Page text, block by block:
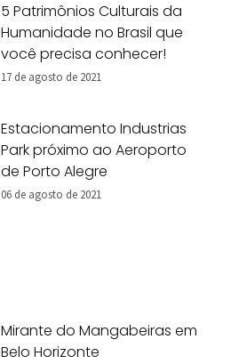
5 Patrimônios Culturais da
Humanidade no Brasil que
você precisa conhecer!
17 de agosto de 2021
Estacionamento Industrias
Park próximo ao Aeroporto
de Porto Alegre
06 de agosto de 2021
Mirante do Mangabeiras em
Belo Horizonte